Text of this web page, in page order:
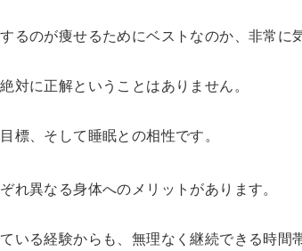
るのが痩せるためにベストなのか、非常に
対に正解ということはありません。
標、そして睡眠との相性です。
異なる身体へのメリットがあります。
いる経験からも、無理なく継続できる時間